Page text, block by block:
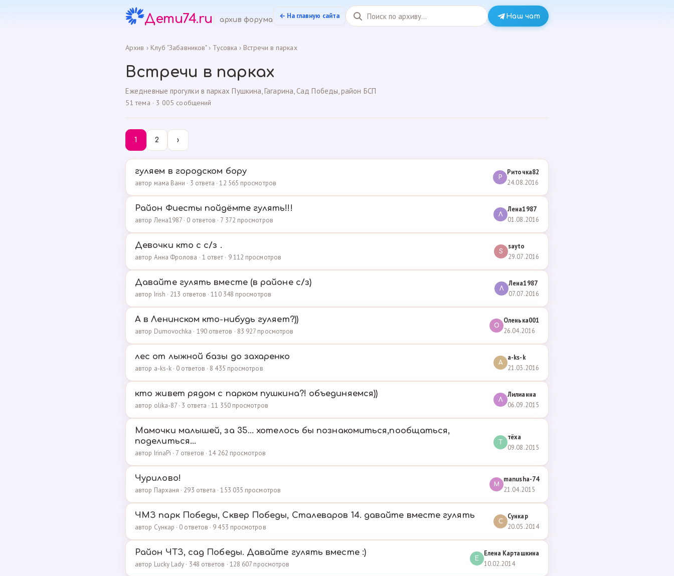
Дети74.ru архив форума ← На главную сайта Наш чат
Архив › Клуб "Забавников"› Тусовка › Встречи в парках
Встречи в парках
Ежедневные прогулки в парках Пушкина, Гагарина, Сад Победы, район БСП
51 тема · 3 005 сообщений
1 2 ›
гуляем в городском бору
автор мама Вани · 3 ответа · 12 565 просмотров
Р
Риточка82
24.08.2016
Район Фиесты пойдёмте гулять!!!
автор Лена1987 · 0 ответов · 7 372 просмотров
Л
Лена1987
01.08.2016
Девочки кто с с/з .
автор Анна Фролова · 1 ответ · 9 112 просмотров
S
sayto
29.07.2016
Давайте гулять вместе (в районе с/з)
автор Irish · 213 ответов · 110 348 просмотров
Л
Лена1987
07.07.2016
А в Ленинском кто-нибудь гуляет?))
автор Dumovochka · 190 ответов · 83 927 просмотров
О
Оленька001
26.04.2016
лес от лыжной базы до захаренко
автор a-ks-k · 0 ответов · 8 435 просмотров
A
a-ks-k
21.03.2016
кто живет рядом с парком пушкина?! объединяемся))
автор olika-87 · 3 ответа · 11 350 просмотров
Л
Лилианна
06.09.2015
Мамочки малышей, за 35... хотелось бы познакомиться,пообщаться,
поделиться...
автор IrinaPi · 7 ответов · 14 262 просмотров
Т
тёха
09.08.2015
Чурилово!
автор Парханя · 293 ответа · 153 035 просмотров
M
manusha-74
21.04.2015
ЧМЗ парк Победы, Сквер Победы, Сталеваров 14. давайте вместе гулять
автор Сункар · 0 ответов · 9 453 просмотров
С
Сункар
20.05.2014
Район ЧТЗ, сад Победы. Давайте гулять вместе :)
автор Lucky Lady · 348 ответов · 128 607 просмотров
Е
Елена Карташкина
10.02.2014